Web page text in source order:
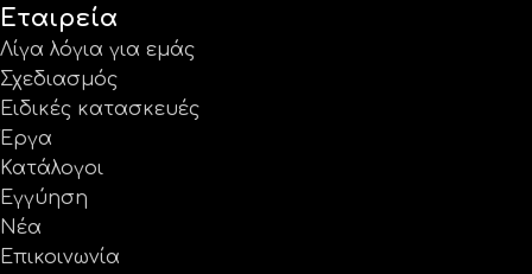
Εταιρεία
Λίγα λόγια για εμάς
Σχεδιασμός
Ειδικές κατασκευές
Έργα
Κατάλογοι
Εγγύηση
Νέα
Επικοινωνία